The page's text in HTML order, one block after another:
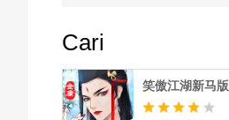
Cari
笑傲江湖新马版